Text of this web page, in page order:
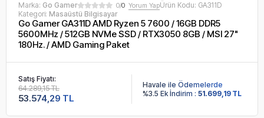
Marka: Go Gamer 0/0 Yorum YapÜrün Kodu: GA311D
Kategori: Masaüstü Bilgisayar
Go Gamer GA311D AMD Ryzen 5 7600 / 16GB DDR5
5600MHz / 512GB NVMe SSD / RTX3050 8GB / MSI 27"
180Hz. / AMD Gaming Paket
Satış Fiyatı:
53.574,29 TL
64.289,15 TL
Havale ile Ödemelerde
%3.5 Ek İndirim : 51.699,19 TL